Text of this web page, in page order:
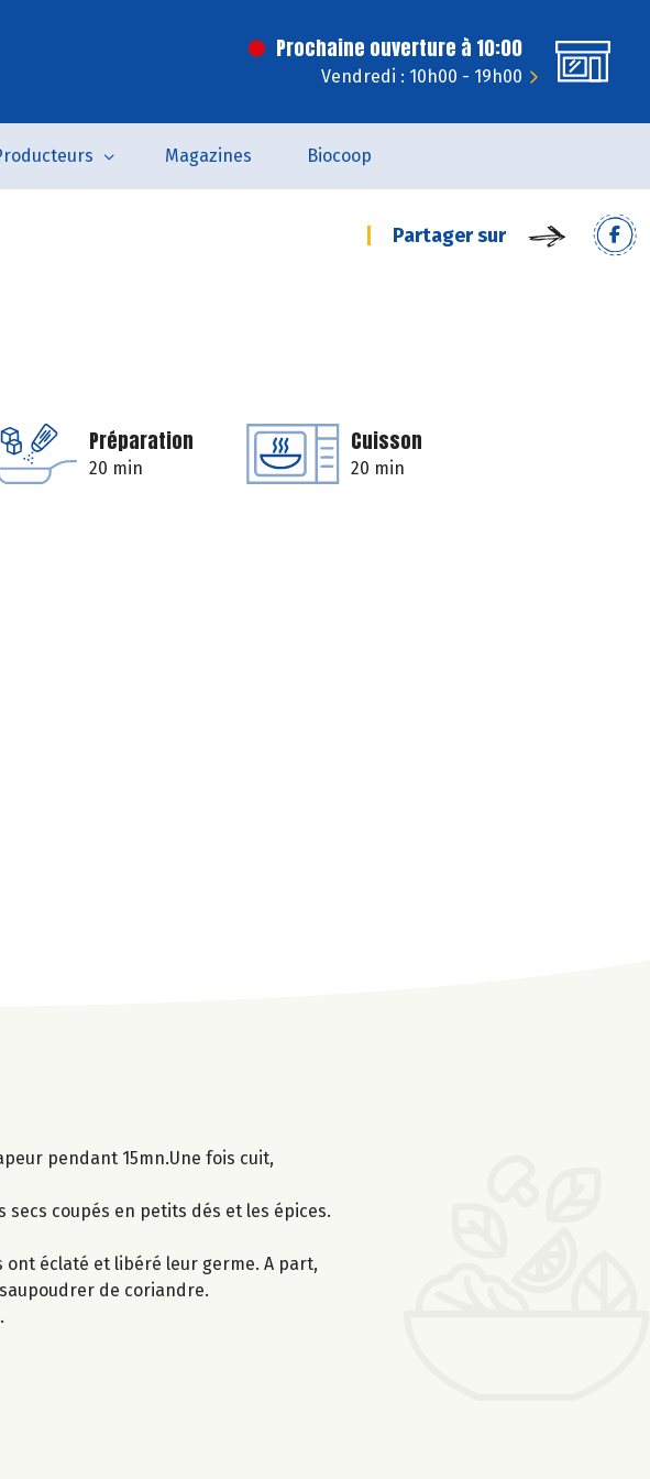
Prochaine ouverture à 10:00
Vendredi : 10h00 - 19h00
Magazines Biocoop
Partager sur
Préparation
20 min
Cuisson
20 min
pendant 15mn.Une fois cuit,
secs coupés en petits dés et les épices.
éclaté et libéré leur germe. A part,
de coriandre.